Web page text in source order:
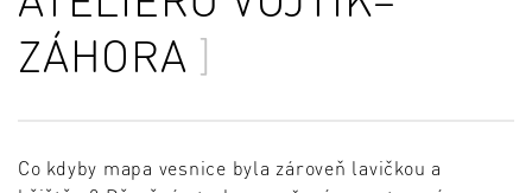
ZÁHORA
Co kdyby mapa vesnice byla zároveň lavičkou a